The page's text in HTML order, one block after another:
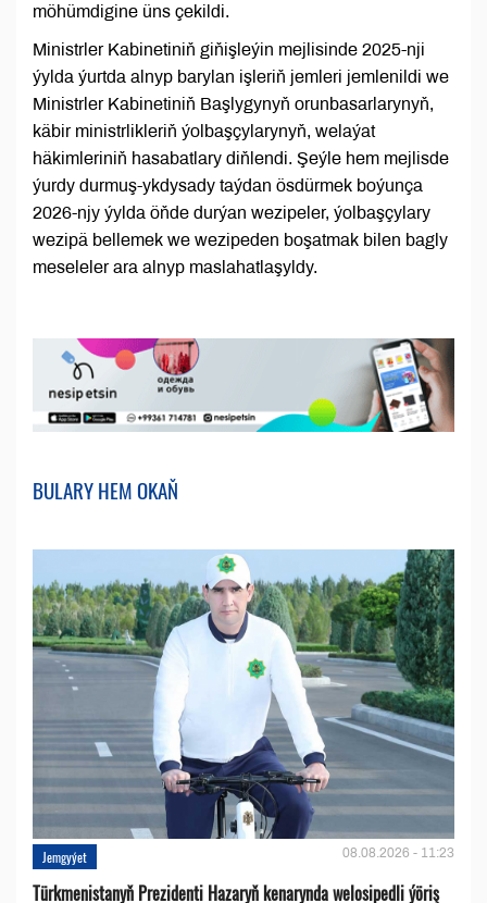
möhümdigine üns çekildi.
Ministrler Kabinetiniň giňişleýin mejlisinde 2025-nji
ýylda ýurtda alnyp barylan işleriň jemleri jemlenildi we
Ministrler Kabinetiniň Başlygynyň orunbasarlarynyň,
käbir ministrlikleriň ýolbaşçylarynyň, welaýat
häkimleriniň hasabatlary diňlendi. Şeýle hem mejlisde
ýurdy durmuş-ykdysady taýdan ösdürmek boýunça
2026-njy ýylda öňde durýan wezipeler, ýolbaşçylary
wezipä bellemek we wezipeden boşatmak bilen bagly
meseleler ara alnyp maslahatlaşyldy.
BULARY HEM OKAŇ
Jemgyýet 08.08.2026 - 11:23
Türkmenistanyň Prezidenti Hazaryň kenarynda welosipedli ýöriş